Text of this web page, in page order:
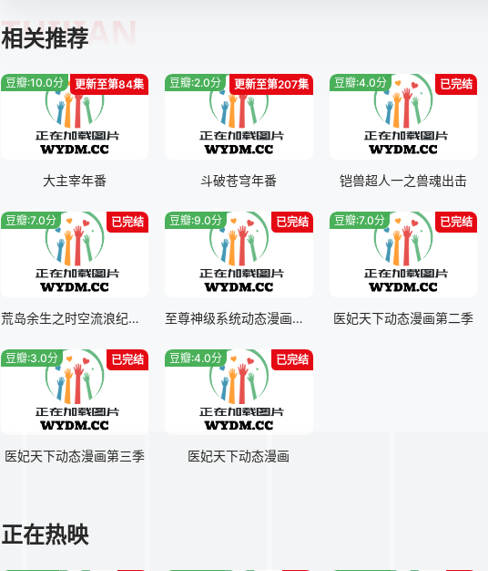
相关推荐
TUIJIAN
更新至第84集
豆瓣:10.0分
大主宰年番
更新至第207集
豆瓣:2.0分
斗破苍穹年番
已完结
豆瓣:4.0分
铠兽超人一之兽魂出击
已完结
豆瓣:7.0分
荒岛余生之时空流浪纪动态漫画第一季
已完结
豆瓣:9.0分
至尊神级系统动态漫画第一季
已完结
豆瓣:7.0分
医妃天下动态漫画第二季
已完结
豆瓣:3.0分
医妃天下动态漫画第三季
已完结
豆瓣:4.0分
医妃天下动态漫画
正在热映